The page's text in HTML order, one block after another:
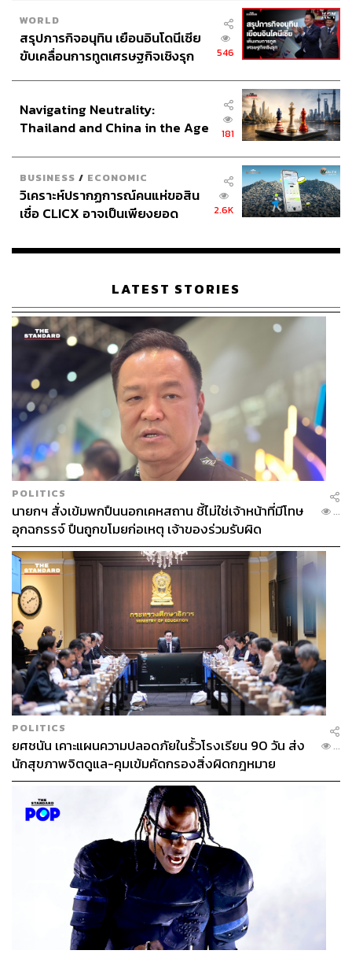
WORLD
สรุปภารกิจอนุทิน เยือนอินโดนีเซีย
ขับเคลื่อนการทูตเศรษฐกิจเชิงรุก
546
Navigating Neutrality:
Thailand and China in the Age
181
BUSINESS / ECONOMIC
วิเคราะห์ปรากฏการณ์คนแห่ขอสิน
เชื่อ CLICX อาจเป็นเพียงยอด
เรือนไทยที่ถูกซุกไว้
2.6K
LATEST STORIES
POLITICS
นายกฯ สั่งเข้มพกปืนนอกเคหสถาน ชี้ไม่ใช่เจ้าหน้าที่มีโทษ
อุกฉกรรจ์ ปืนถูกขโมยก่อเหตุ เจ้าของร่วมรับผิด
...
POLITICS
ยศชนัน เคาะแผนความปลอดภัยในรั้วโรงเรียน 90 วัน ส่ง
นักสุขภาพจิตดูแล-คุมเข้มคัดกรองสิ่งผิดกฎหมาย
...